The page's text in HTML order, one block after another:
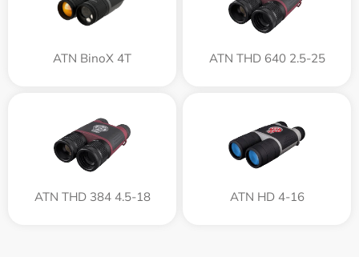
ATN BinoX 4T ATN THD 640 2.5-25
ATN THD 384 4.5-18 ATN HD 4-16